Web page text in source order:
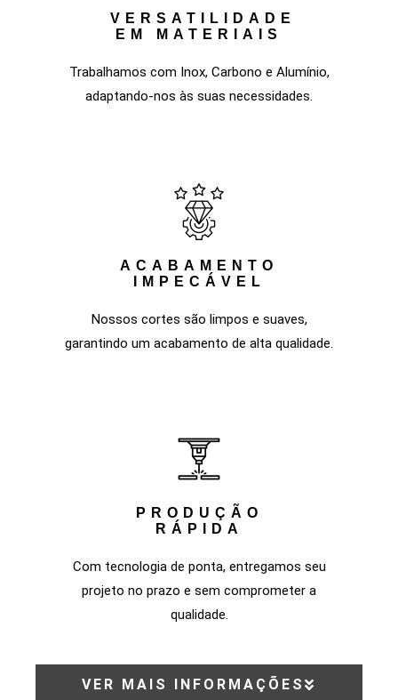
VER MAIS INFORMAÇÕES
VERSATILIDADE
EM MATERIAIS
Trabalhamos com Inox, Carbono e Alumínio,
adaptando-nos às suas necessidades.
ACABAMENTO
IMPECÁVEL
Nossos cortes são limpos e suaves,
garantindo um acabamento de alta qualidade.
PRODUÇÃO
RÁPIDA
Com tecnologia de ponta, entregamos seu
projeto no prazo e sem comprometer a
qualidade.